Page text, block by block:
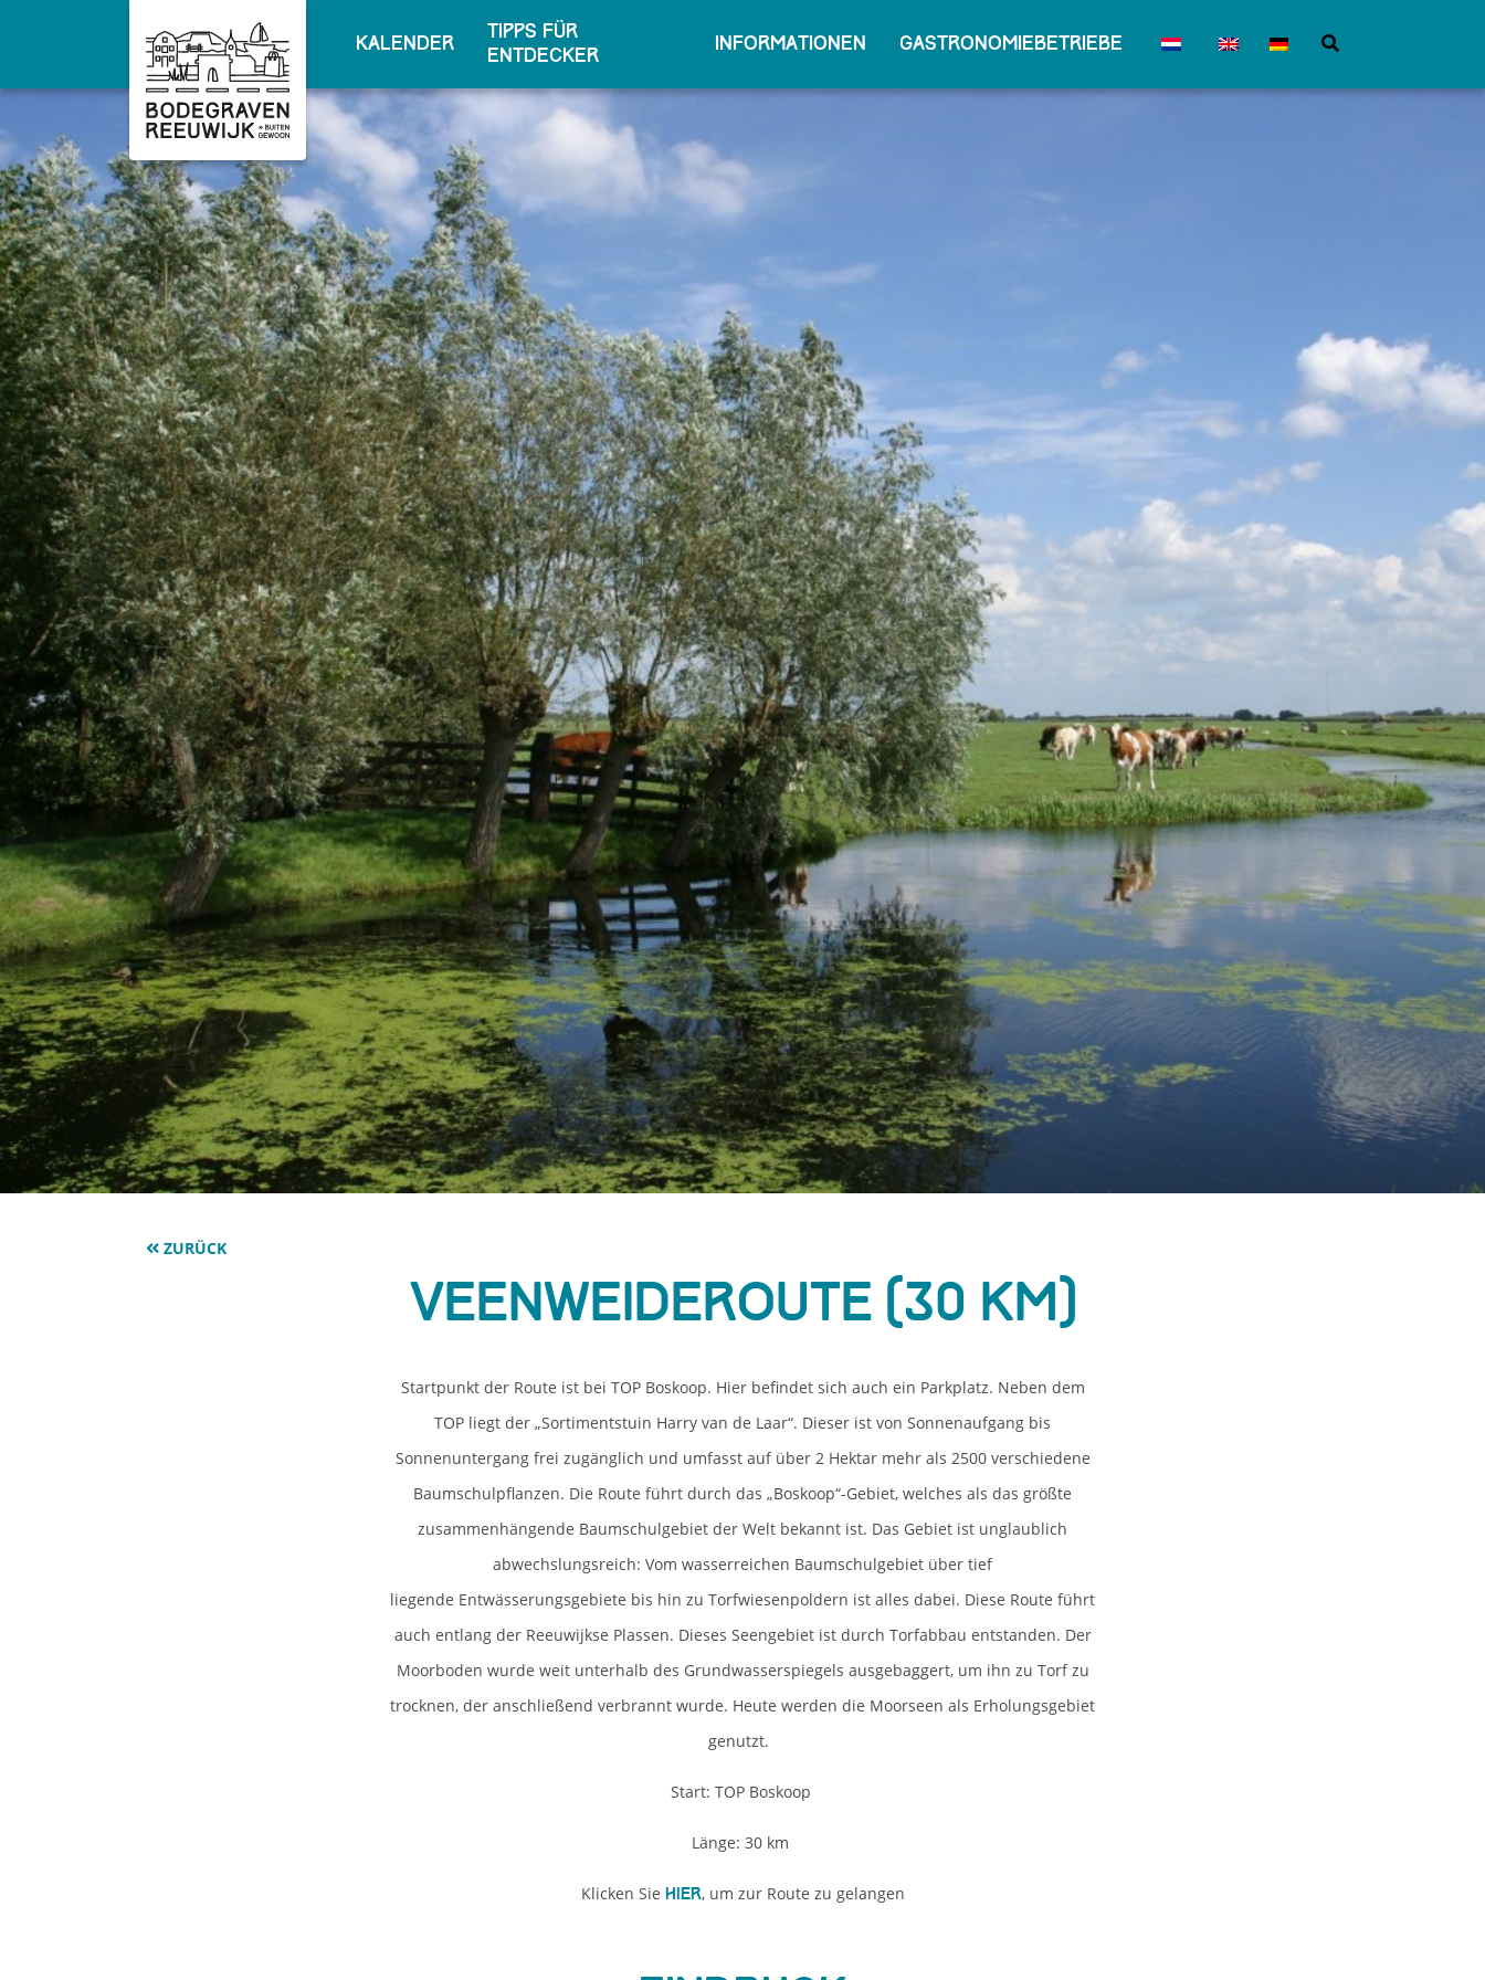
Kalender
Tipps für
Entdecker
Informationen Gastronomiebetriebe
ZURÜCK
Veenweideroute (30 km)
Startpunkt der Route ist bei TOP Boskoop. Hier befindet sich auch ein Parkplatz. Neben dem
TOP liegt der „Sortimentstuin Harry van de Laar“. Dieser ist von Sonnenaufgang bis
Sonnenuntergang frei zugänglich und umfasst auf über 2 Hektar mehr als 2500 verschiedene
Baumschulpflanzen. Die Route führt durch das „Boskoop“-Gebiet, welches als das größte
zusammenhängende Baumschulgebiet der Welt bekannt ist. Das Gebiet ist unglaublich
abwechslungsreich: Vom wasserreichen Baumschulgebiet über tief
liegende Entwässerungsgebiete bis hin zu Torfwiesenpoldern ist alles dabei. Diese Route führt
auch entlang der Reeuwijkse Plassen. Dieses Seengebiet ist durch Torfabbau entstanden. Der
Moorboden wurde weit unterhalb des Grundwasserspiegels ausgebaggert, um ihn zu Torf zu
trocknen, der anschließend verbrannt wurde. Heute werden die Moorseen als Erholungsgebiet
genutzt.
Start: TOP Boskoop
Länge: 30 km
Klicken Sie hier, um zur Route zu gelangen